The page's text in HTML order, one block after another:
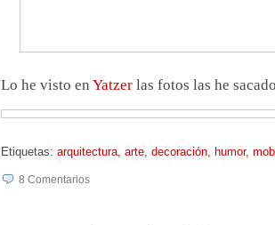
Lo he visto en Yatzer las fotos las he
Etiquetas: arquitectura arte decoración humor,
8 Comentarios